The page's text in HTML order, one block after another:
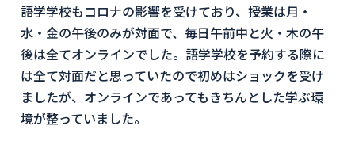
語学学校もコロナの影響を受けており、授業は月・
水・金の午後のみが対面で、毎日午前中と火・木の午
後は全てオンラインでした。語学学校を予約する際に
は全て対面だと思っていたので初めはショックを受け
ましたが、オンラインであってもきちんとした学ぶ環
境が整っていました。